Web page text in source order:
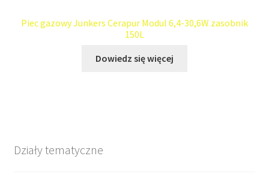
Piec gazowy Junkers Cerapur Modul 6,4-30,6W zasobnik
150L
Dowiedz się więcej
Działy tematyczne